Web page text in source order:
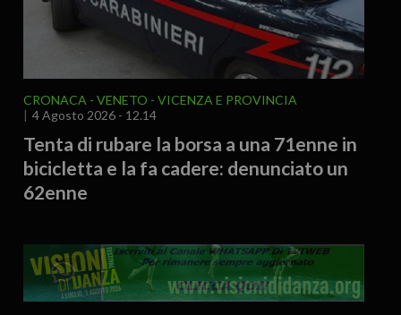
CRONACA VENETO
VICENZA E PROVINCIA
4 Agosto 2026 - 12.14
Tenta di rubare la borsa a una 71enne in
bicicletta e la fa cadere: denunciato un
62enne